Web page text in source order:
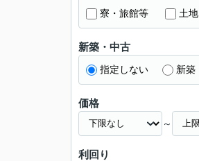
寮・旅館等 土地
新築・中古
指定しない 新築
価格
～
利回り